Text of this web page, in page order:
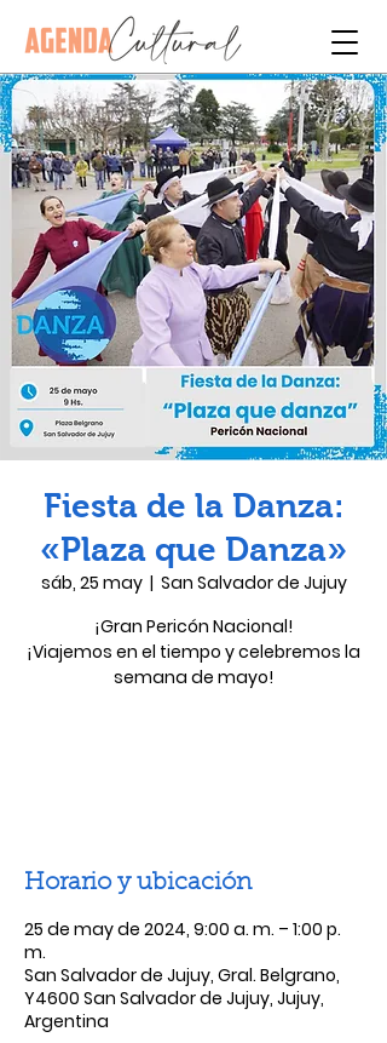
Fiesta de la Danza:
«Plaza que Danza»
sáb, 25 may
  |
San Salvador de Jujuy
¡Gran Pericón Nacional!
¡Viajemos en el tiempo y celebremos la
semana de mayo!
Horario y ubicación
25 de may de 2024, 9:00 a. m. – 1:00 p.
m.
San Salvador de Jujuy, Gral. Belgrano,
Y4600 San Salvador de Jujuy, Jujuy,
Argentina